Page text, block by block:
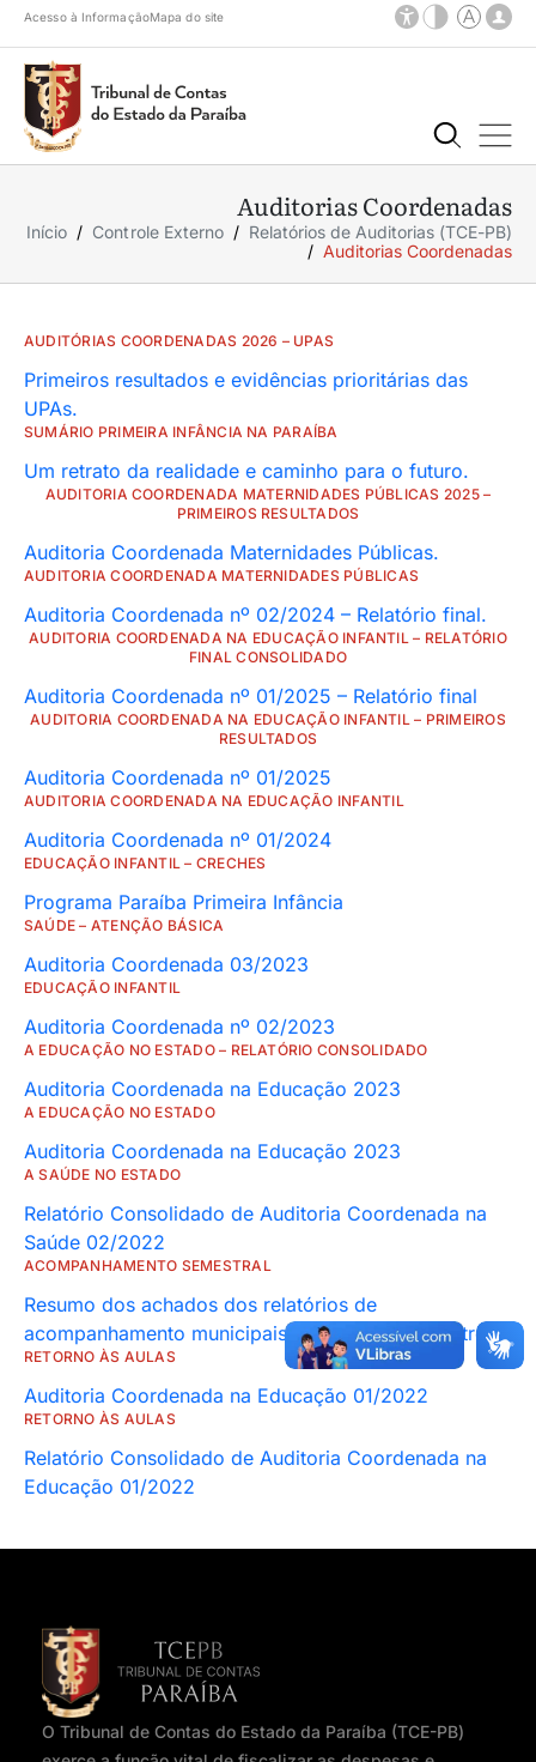
Acesso à InformaçãoMapa do site
Auditorias Coordenadas
Início Controle Externo
Relatórios de Auditorias (TCE-PB)
Auditorias Coordenadas
AUDITÓRIAS COORDENADAS 2026 – UPAS
Primeiros resultados e evidências prioritárias das
UPAs.
SUMÁRIO PRIMEIRA INFÂNCIA NA PARAÍBA
Um retrato da realidade e caminho para o futuro.
AUDITORIA COORDENADA MATERNIDADES PÚBLICAS 2025 –
PRIMEIROS RESULTADOS
Auditoria Coordenada Maternidades Públicas.
AUDITORIA COORDENADA MATERNIDADES PÚBLICAS
Auditoria Coordenada nº 02/2024 – Relatório final.
AUDITORIA COORDENADA NA EDUCAÇÃO INFANTIL – RELATÓRIO
FINAL CONSOLIDADO
Auditoria Coordenada nº 01/2025 – Relatório final
AUDITORIA COORDENADA NA EDUCAÇÃO INFANTIL – PRIMEIROS
RESULTADOS
Auditoria Coordenada nº 01/2025
AUDITORIA COORDENADA NA EDUCAÇÃO INFANTIL
Auditoria Coordenada nº 01/2024
EDUCAÇÃO INFANTIL – CRECHES
Programa Paraíba Primeira Infância
SAÚDE – ATENÇÃO BÁSICA
Auditoria Coordenada 03/2023
EDUCAÇÃO INFANTIL
Auditoria Coordenada nº 02/2023
A EDUCAÇÃO NO ESTADO – RELATÓRIO CONSOLIDADO
Auditoria Coordenada na Educação 2023
A EDUCAÇÃO NO ESTADO
Auditoria Coordenada na Educação 2023
A SAÚDE NO ESTADO
Relatório Consolidado de Auditoria Coordenada na
Saúde 02/2022
ACOMPANHAMENTO SEMESTRAL
Resumo dos achados dos relatórios de
acompanhamento municipais do primeiro semestre
RETORNO ÀS AULAS
Auditoria Coordenada na Educação 01/2022
RETORNO ÀS AULAS
Relatório Consolidado de Auditoria Coordenada na
Educação 01/2022
O Tribunal de Contas do Estado da Paraíba (TCE-PB)